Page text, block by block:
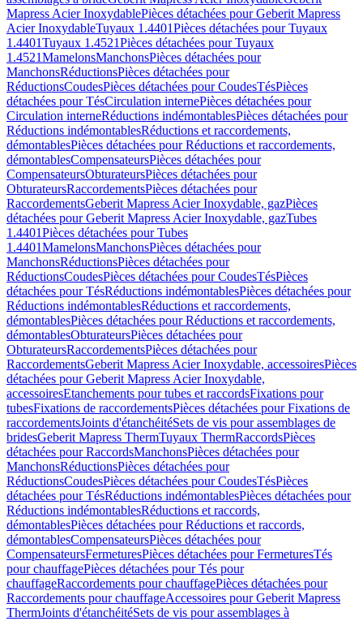
Mapress Acier InoxydablePièces détachées pour Geberit Mapress
Acier InoxydableTuyaux 1.4401Pièces détachées pour Tuyaux
1.4401Tuyaux 1.4521Pièces détachées pour Tuyaux
1.4521MamelonsManchonsPièces détachées pour
ManchonsRéductionsPièces détachées pour
RéductionsCoudesPièces détachées pour CoudesTésPièces
détachées pour TésCirculation internePièces détachées pour
Circulation interneRéductions indémontablesPièces détachées pour
Réductions indémontablesRéductions et raccordements,
démontablesPièces détachées pour Réductions et raccordements,
démontablesCompensateursPièces détachées pour
CompensateursObturateursPièces détachées pour
ObturateursRaccordementsPièces détachées pour
RaccordementsGeberit Mapress Acier Inoxydable, gazPièces
détachées pour Geberit Mapress Acier Inoxydable, gazTubes
1.4401Pièces détachées pour Tubes
1.4401MamelonsManchonsPièces détachées pour
ManchonsRéductionsPièces détachées pour
RéductionsCoudesPièces détachées pour CoudesTésPièces
détachées pour TésRéductions indémontablesPièces détachées pour
Réductions indémontablesRéductions et raccordements,
démontablesPièces détachées pour Réductions et raccordements,
démontablesObturateursPièces détachées pour
ObturateursRaccordementsPièces détachées pour
RaccordementsGeberit Mapress Acier Inoxydable, accessoiresPièces
détachées pour Geberit Mapress Acier Inoxydable,
accessoiresEtanchements pour tubes et raccordsFixations pour
tubesFixations de raccordementsPièces détachées pour Fixations de
raccordementsJoints d'étanchéitéSets de vis pour assemblages de
bridesGeberit Mapress ThermTuyaux ThermRaccordsPièces
détachées pour RaccordsManchonsPièces détachées pour
ManchonsRéductionsPièces détachées pour
RéductionsCoudesPièces détachées pour CoudesTésPièces
détachées pour TésRéductions indémontablesPièces détachées pour
Réductions indémontablesRéductions et raccords,
démontablesPièces détachées pour Réductions et raccords,
démontablesCompensateursPièces détachées pour
CompensateursFermeturesPièces détachées pour FermeturesTés
pour chauffagePièces détachées pour Tés pour
chauffageRaccordements pour chauffagePièces détachées pour
Raccordements pour chauffageAccessoires pour Geberit Mapress
ThermJoints d'étanchéitéSets de vis pour assemblages à